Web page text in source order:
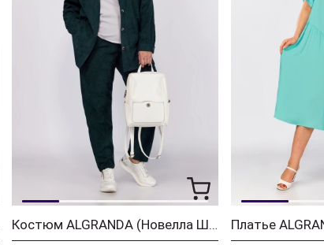
Костюм ALGRANDA (Новелла Шарм) 4066-4